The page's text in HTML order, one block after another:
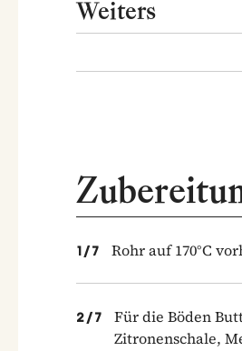
Weiters
1/7 Rohr auf 170°C
2/7
Für die Böden
Zitronenschale,